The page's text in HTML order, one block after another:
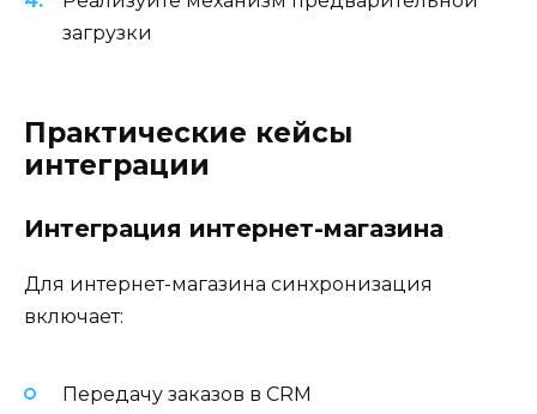
загрузки
Практические кейсы
интеграции
Интеграция интернет-магазина
Для интернет-магазина синхронизация
включает:
Передачу заказов в CRM